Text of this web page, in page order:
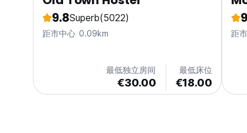
9.8Superb(5022)
距市中心 0.09km
最低独立房间
€30.00
最低床位
€18.00
距